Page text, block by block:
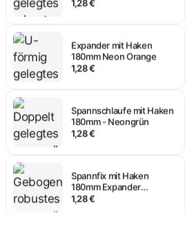
180mm Neon Orange
1,28 €
180mm - Neongrün
1,28 €
180mm Expander
Neongelb
1,28 €